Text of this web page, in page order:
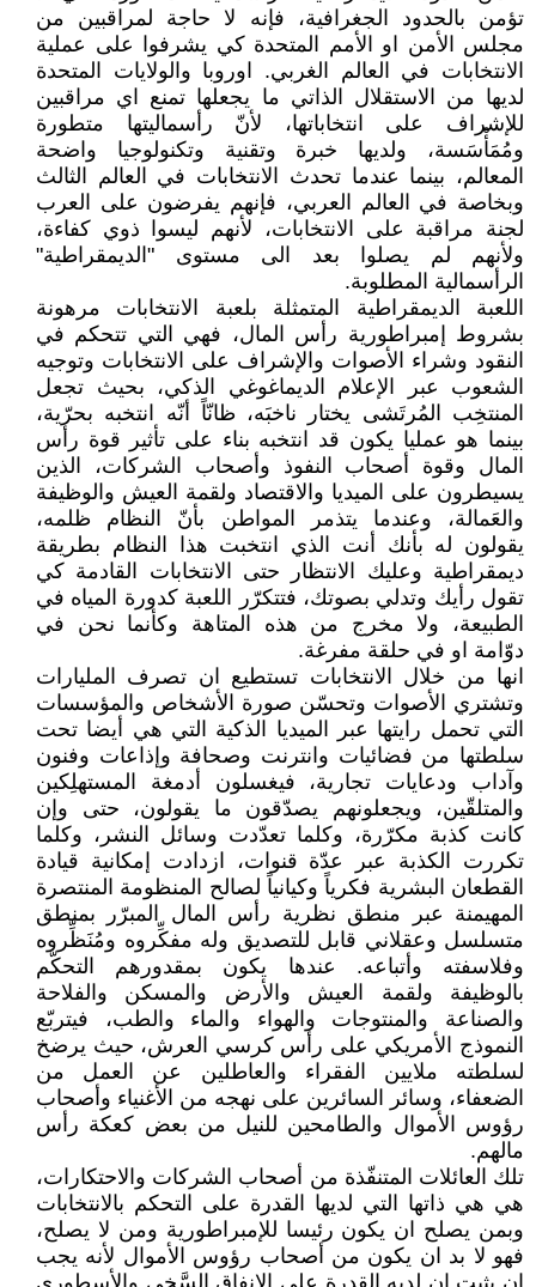
تؤمن بالحدود الجغرافية، فإنه لا حاجة لمراقبين من
مجلس الأمن او الأمم المتحدة كي يشرفوا على عملية
الانتخابات في العالم الغربي. اوروبا والولايات المتحدة
لديها من الاستقلال الذاتي ما يجعلها تمنع اي مراقبين
للإشراف على انتخاباتها، لأنّ رأسماليتها متطورة
ومُمَأْسَسة، ولديها خبرة وتقنية وتكنولوجيا واضحة
المعالم، بينما عندما تحدث الانتخابات في العالم الثالث
وبخاصة في العالم العربي، فإنهم يفرضون على العرب
لجنة مراقبة على الانتخابات، لأنهم ليسوا ذوي كفاءة،
ولأنهم لم يصلوا بعد الى مستوى "الديمقراطية"
الرأسمالية المطلوبة.
اللعبة الديمقراطية المتمثلة بلعبة الانتخابات مرهونة
بشروط إمبراطورية رأس المال، فهي التي تتحكم في
النقود وشراء الأصوات والإشراف على الانتخابات وتوجيه
الشعوب عبر الإعلام الديماغوغي الذكي، بحيث تجعل
المنتخِب المُرتَشى يختار ناخبَه، ظانّاً أنّه انتخبه بحرّية،
بينما هو عمليا يكون قد انتخبه بناء على تأثير قوة رأس
المال وقوة أصحاب النفوذ وأصحاب الشركات، الذين
يسيطرون على الميديا والاقتصاد ولقمة العيش والوظيفة
والعَمالة، وعندما يتذمر المواطن بأنّ النظام ظلمه،
يقولون له بأنك أنت الذي انتخبت هذا النظام بطريقة
ديمقراطية وعليك الانتظار حتى الانتخابات القادمة كي
تقول رأيك وتدلي بصوتك، فتتكرّر اللعبة كدورة المياه في
الطبيعة، ولا مخرج من هذه المتاهة وكأنما نحن في
دوّامة او في حلقة مفرغة.
انها من خلال الانتخابات تستطيع ان تصرف المليارات
وتشتري الأصوات وتحسّن صورة الأشخاص والمؤسسات
التي تحمل رايتها عبر الميديا الذكية التي هي أيضا تحت
سلطتها من فضائيات وانترنت وصحافة وإذاعات وفنون
وآداب ودعايات تجارية، فيغسلون أدمغة المستهلِكين
والمتلقّين، ويجعلونهم يصدّقون ما يقولون، حتى وإن
كانت كذبة مكرّرة، وكلما تعدّدت وسائل النشر، وكلما
تكررت الكذبة عبر عدّة قنوات، ازدادت إمكانية قيادة
القطعان البشرية فكرياً وكيانياً لصالح المنظومة المنتصرة
المهيمنة عبر منطق نظرية رأس المال المبرّر بمنطق
متسلسل وعقلاني قابل للتصديق وله مفكِّروه ومُنَظِّروه
وفلاسفته وأتباعه. عندها يكون بمقدورهم التحكّم
بالوظيفة ولقمة العيش والأرض والمسكن والفلاحة
والصناعة والمنتوجات والهواء والماء والطب، فيتربّع
النموذج الأمريكي على رأس كرسي العرش، حيث يرضخ
لسلطته ملايين الفقراء والعاطلين عن العمل من
الضعفاء، وسائر السائرين على نهجه من الأغنياء وأصحاب
رؤوس الأموال والطامحين للنيل من بعض كعكة رأس
مالهم.
تلك العائلات المتنفّذة من أصحاب الشركات والاحتكارات،
هي هي ذاتها التي لديها القدرة على التحكم بالانتخابات
وبمن يصلح ان يكون رئيسا للإمبراطورية ومن لا يصلح،
فهو لا بد ان يكون من أصحاب رؤوس الأموال لأنه يجب